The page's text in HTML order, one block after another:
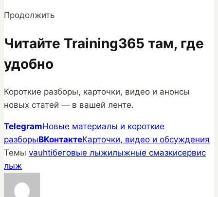
Продолжить
Читайте Training365 там, где
удобно
Короткие разборы, карточки, видео и анонсы
новых статей — в вашей ленте.
TelegramНовые материалы и короткие
разборыВКонтактеКарточки, видео и обсуждения
Темы vauhtiбеговые лыжилыжные смазкисервис
лыж